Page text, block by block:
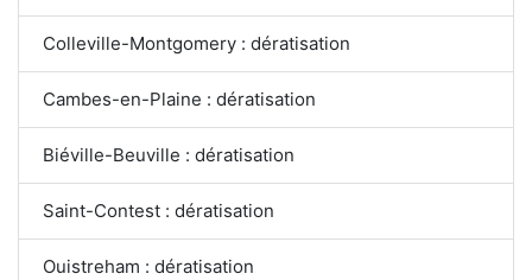
Colleville-Montgomery : dératisation
Cambes-en-Plaine : dératisation
Biéville-Beuville : dératisation
Saint-Contest : dératisation
Ouistreham : dératisation